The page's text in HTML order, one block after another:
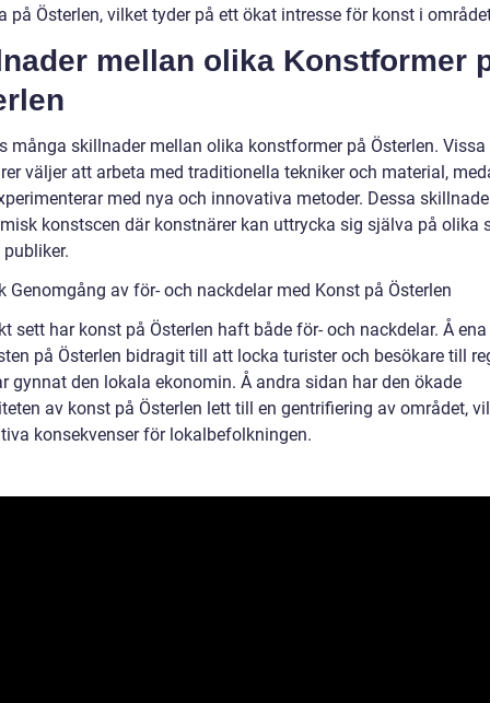
på Österlen, vilket tyder på ett ökat intresse för konst i
mellan olika Konstformer
många skillnader mellan olika konstformer på Österlen. Vissa
väljer att arbeta med traditionella tekniker och material,
med nya och innovativa metoder. Dessa
konstscen där konstnärer kan uttrycka sig själva på olika
Genomgång av för- och nackdelar med Konst på Österlen
sett har konst på Österlen haft både för- och nackdelar. Å
på Österlen bidragit till att locka turister och besökare till
gynnat den lokala ekonomin. Å andra sidan har den ökade
av konst på Österlen lett till en gentrifiering av området,
konsekvenser för lokalbefolkningen.